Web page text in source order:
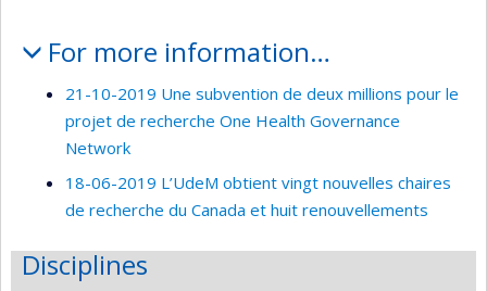
For more information…
21-10-2019 Une subvention de deux millions pour le
projet de recherche One Health Governance
Network
18-06-2019 L’UdeM obtient vingt nouvelles chaires
de recherche du Canada et huit renouvellements
Disciplines